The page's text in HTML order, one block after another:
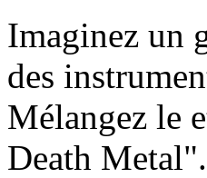
Imaginez un
des
Mélangez le
Death Metal".